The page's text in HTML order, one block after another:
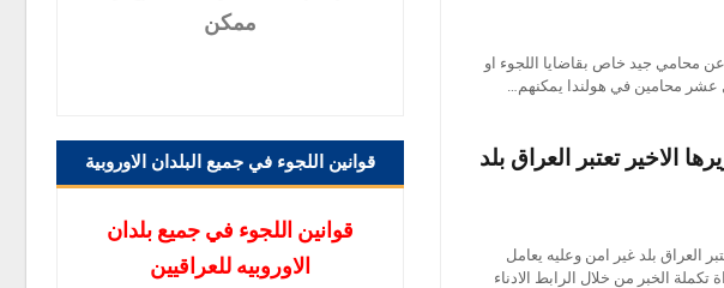
عن محامي جيد خاص بقاضايا اللجوء او
عشر محامين في هولندا يمكنهم…
الاخير تعتبر العراق بلد
العراق بلد غير امن وعليه يعامل
الخبر من خلال الرابط الادناء
ممكن
قوانين اللجوء في جميع البلدان الاوروبية
قوانين اللجوء في جميع بلدان
الاوروبيه للعراقيين